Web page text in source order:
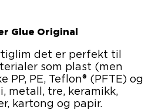
Glue Original
det er perfekt til
som plast (men
PP, PE, Teflon® (PFTE) og
metall, tre, keramikk,
kartong og papir.